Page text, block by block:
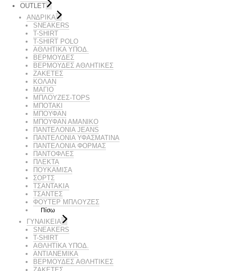
OUTLET
ΑΝΔΡΙΚΑ
SNEAKERS
T-SHIRT
T-SHIRT POLO
ΑΘΛΗΤΙΚΑ ΥΠΟΔ.
ΒΕΡΜΟΥΔΕΣ
ΒΕΡΜΟΥΔΕΣ ΑΘΛΗΤΙΚΕΣ
ΖΑΚΕΤΕΣ
ΚΟΛΑΝ
ΜΑΓΙΟ
ΜΠΛΟΥΖΕΣ-TOPS
ΜΠΟΤΑΚΙ
ΜΠΟΥΦΑΝ
ΜΠΟΥΦΑΝ ΑΜΑΝΙΚΟ
ΠΑΝΤΕΛΟΝΙΑ JEANS
ΠΑΝΤΕΛΟΝΙΑ ΥΦΑΣΜΑΤΙΝΑ
ΠΑΝΤΕΛΟΝΙΑ ΦΟΡΜΑΣ
ΠΑΝΤΟΦΛΕΣ
ΠΛΕΚΤΑ
ΠΟΥΚΑΜΙΣΑ
ΣΟΡΤΣ
ΤΣΑΝΤΑΚΙΑ
ΤΣΑΝΤΕΣ
ΦΟΥΤΕΡ ΜΠΛΟΥΖΕΣ
Πίσω
ΓΥΝΑΙΚΕΙΑ
SNEAKERS
T-SHIRT
ΑΘΛΗΤΙΚΑ ΥΠΟΔ.
ΑΝΤΙΑΝΕΜΙΚΑ
ΒΕΡΜΟΥΔΕΣ ΑΘΛΗΤΙΚΕΣ